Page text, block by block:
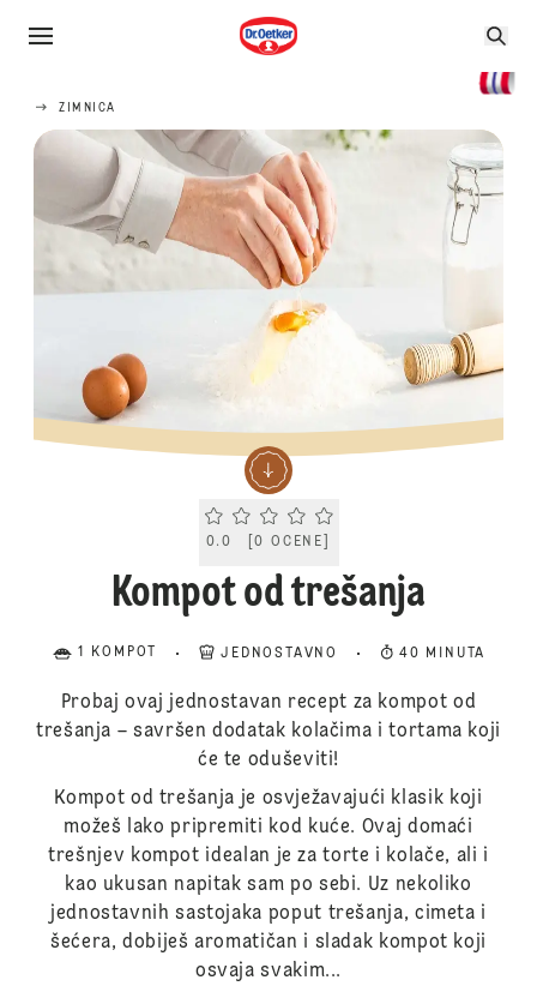
ZIMNICA
Current rating 0.0. Click to rate.
0.0 [0 OCENE
Kompot od trešanja
1 KOMPOT JEDNOSTAVNO 40 MINUTA
Probaj ovaj jednostavan recept za kompot od
trešanja – savršen dodatak kolačima i tortama koji
će te oduševiti!
Kompot od trešanja je osvježavajući klasik koji
možeš lako pripremiti kod kuće. Ovaj domaći
trešnjev kompot idealan je za torte i kolače, ali i
kao ukusan napitak sam po sebi. Uz nekoliko
jednostavnih sastojaka poput trešanja, cimeta i
šećera, dobiješ aromatičan i sladak kompot koji
osvaja svakim...